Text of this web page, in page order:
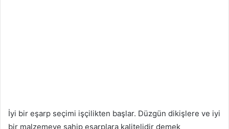
İyi bir eşarp seçimi işçilikten başlar. Düzgün dikişlere ve iyi
bir malzemeye sahip eşarplara kalitelidir demek